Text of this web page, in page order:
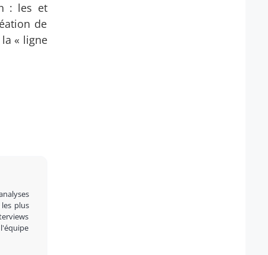
: les et
de
« ligne
plus